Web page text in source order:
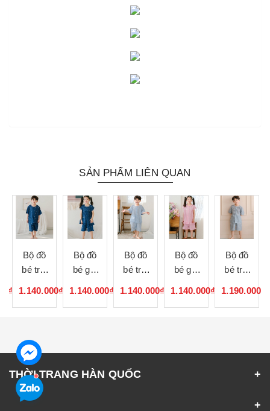
SẢN PHẨM LIÊN QUAN
Bộ đồ
bé trai
1.140.000₫
Bộ đồ
bé gái
1.140.000₫
Bộ đồ
bé trai
1.140.000₫
Bộ đồ
bé gái
1.140.000₫
Bộ đồ
bé trai
1.190.000₫
THỜI TRANG HÀN QUỐC